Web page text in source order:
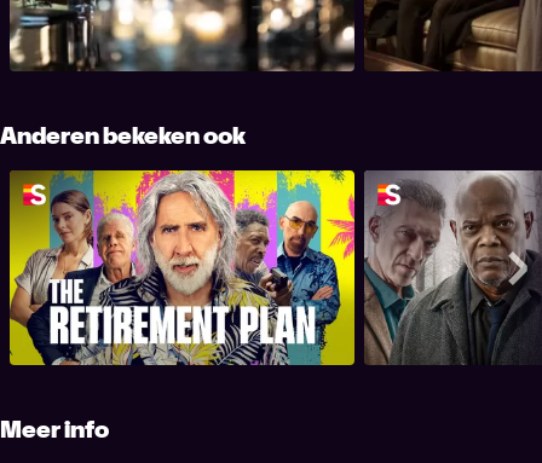
waarin hij Molloy vraagt om af te spreken.
verschillen tussen
onthult Louis meer
vampierlevensstijl aan
Anderen bekeken ook
The Retirement Plan
Meer info